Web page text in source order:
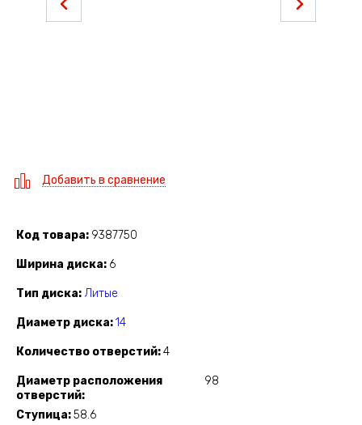
Добавить в сравнение
Код товара 9387750
Ширина диска 6
Тип диска Литые
Диаметр диска 14
Количество отверстий 4
Диаметр расположения
отверстий
98
Ступица 58.6